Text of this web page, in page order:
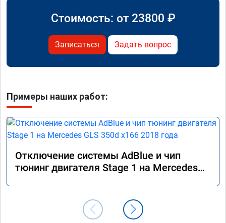
Стоимость: от 23800 ₽
Записаться Задать вопрос
Примеры наших работ:
Отключение системы AdBlue и чип
тюнинг двигателя Stage 1 на Mercedes